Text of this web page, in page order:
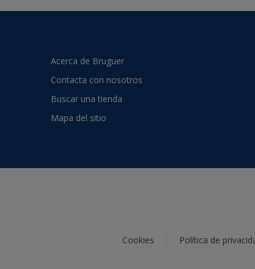
Acerca de Bruguer
Contacta con nosotros
Buscar una tienda
Mapa del sitio
Cookies Política de